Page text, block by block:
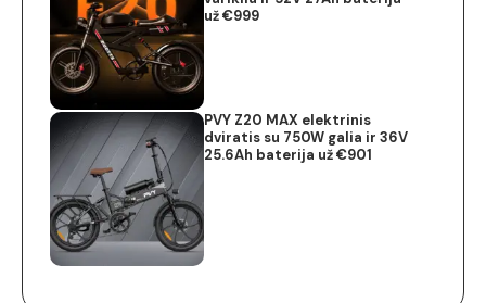
už €999
PVY Z20 MAX elektrinis
dviratis su 750W galia ir 36V
25.6Ah baterija už €901